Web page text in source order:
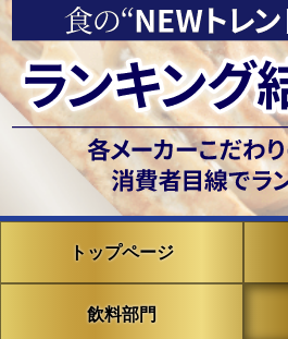
トップページ
飲料部門